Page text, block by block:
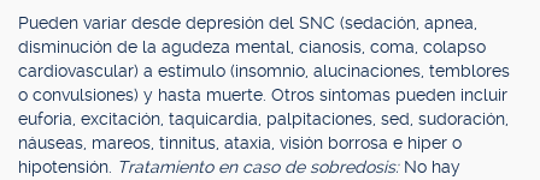
Pueden variar desde depresión del SNC (sedación, apnea,
disminución de la agudeza mental, cianosis, coma, colapso
cardiovascular) a estímulo (insomnio, alucinaciones, temblores
o convulsiones) y hasta muerte. Otros síntomas pueden incluir
euforia, excitación, taquicardia, palpitaciones, sed, sudoración,
náuseas, mareos, tinnitus, ataxia, visión borrosa e hiper o
hipotensión. Tratamiento en caso de sobredosis: No hay